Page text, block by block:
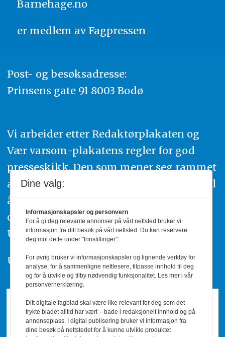
Barnehage.no
er medlem av Fagpressen
Post- og besøksadresse:
Prinsens gate 91 8003 Bodø
Vi arbeider etter Redaktørplakaten og
Vær varsom-plakatens regler for god
presseskikk. Den som mener seg rammet
av urettmessig publisering, oppfordres til
å ta kontakt med redaksjonen. Du kan
også klage inn saker til Pressens Faglige
Utvalg,www.pfu.no.
Utgiver: PBL
Dine valg:
Informasjonskapsler og personvern
For å gi deg relevante annonser på vårt nettsted bruker vi
informasjon fra ditt besøk på vårt nettsted. Du kan reservere
deg mot dette under "Innstillinger".
For øvrig bruker vi informasjonskapsler og lignende verktøy for
analyse, for å sammenligne nettlesere, tilpasse innhold til deg
og for å utvikle og tilby nødvendig funksjonalitet. Les mer i vår
personvernerklæring.
Ditt digitale fagblad skal være like relevant for deg som det
trykte bladet alltid har vært – bade i redaksjonelt innhold og på
annonseplass. I digital publisering bruker vi informasjon fra
dine besøk på nettstedet for å kunne utvikle produktet